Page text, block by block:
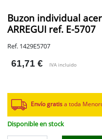
Buzon individual
ARREGUI ref. E-5707
Ref. 1429E5707
61,71 € IVA incluido
Envío gratis a toda
Disponible en stock